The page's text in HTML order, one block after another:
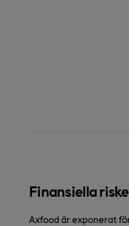
Finansiella
Axfood är exponerat